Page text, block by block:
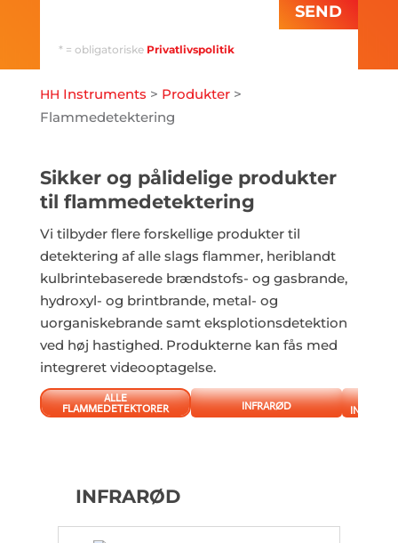
SEND
* = obligatoriske Privatlivspolitik
HH Instruments > Produkter>
Flammedetektering
Sikker og pålidelige produkter
til flammedetektering
Vi tilbyder flere forskellige produkter til
detektering af alle slags flammer, heriblandt
kulbrintebaserede brændstofs- og gasbrande,
hydroxyl- og brintbrande, metal- og
uorganiskebrande samt eksplotionsdetektion
ved høj hastighed. Produkterne kan fås med
integreret videooptagelse.
ALLE
FLAMMEDETEKTORER INFRARØD
INFRARØD